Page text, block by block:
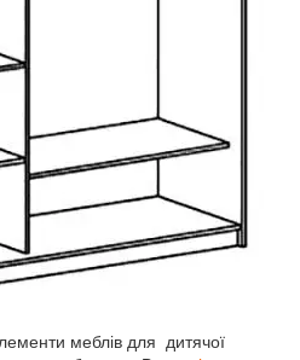
меблів для дитячої